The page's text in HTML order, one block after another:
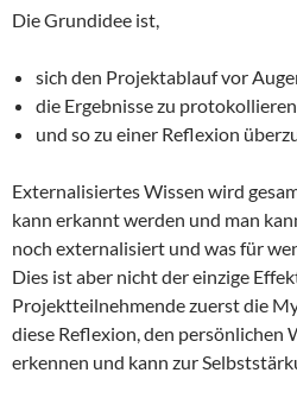
Die Grundidee ist,
sich den Projektablauf vor
die Ergebnisse zu protokollieren
und so zu einer Reflexion
Externalisiertes Wissen wird
kann erkannt werden und man
noch externalisiert und was für
Dies ist aber nicht der einzige
Projektteilnehmende zuerst die
diese Reflexion, den persönlichen
erkennen und kann zur